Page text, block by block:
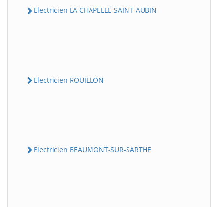
Electricien LA CHAPELLE-SAINT-AUBIN
Electricien ROUILLON
Electricien BEAUMONT-SUR-SARTHE